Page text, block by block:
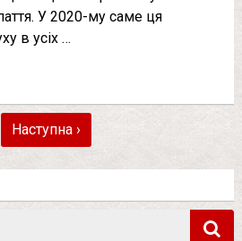
У 2020-му саме ця
в усіх …
Наступна ›